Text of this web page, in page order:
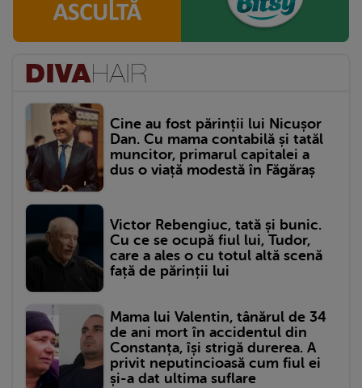
Cine au fost părinții lui Nicușor
Dan. Cu mama contabilă și tatăl
muncitor, primarul capitalei a
dus o viață modestă în Făgăraș
Victor Rebengiuc, tată și bunic.
Cu ce se ocupă fiul lui, Tudor,
care a ales o cu totul altă scenă
față de părinții lui
Mama lui Valentin, tânărul de 34
de ani mort în accidentul din
Constanța, își strigă durerea. A
privit neputincioasă cum fiul ei
și-a dat ultima suflare